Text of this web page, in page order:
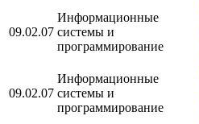
09.02.07
Информационные
системы и
программирование
09.02.07
Информационные
системы и
программирование